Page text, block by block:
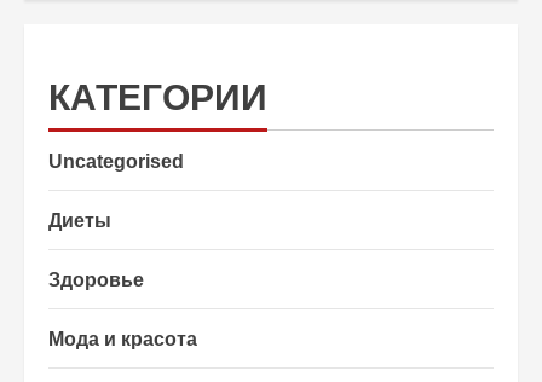
КАТЕГОРИИ
Uncategorised
Диеты
Здоровье
Мода и красота